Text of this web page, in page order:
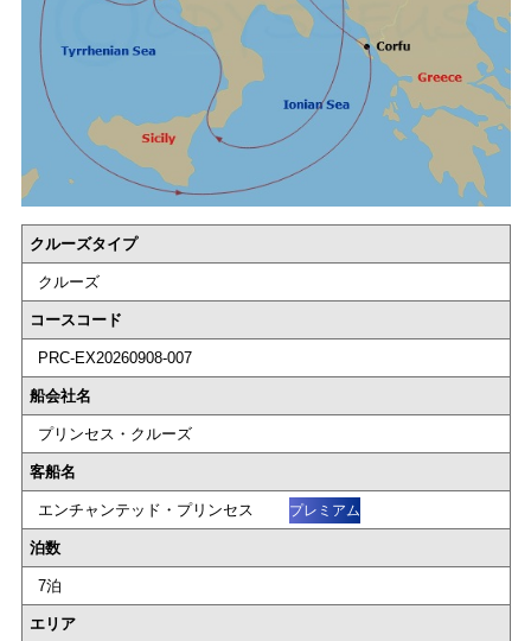
クルーズタイプ
クルーズ
コースコード
PRC-EX20260908-007
船会社名
プリンセス・クルーズ
客船名
エンチャンテッド・プリンセス プレミアム
泊数
7泊
エリア